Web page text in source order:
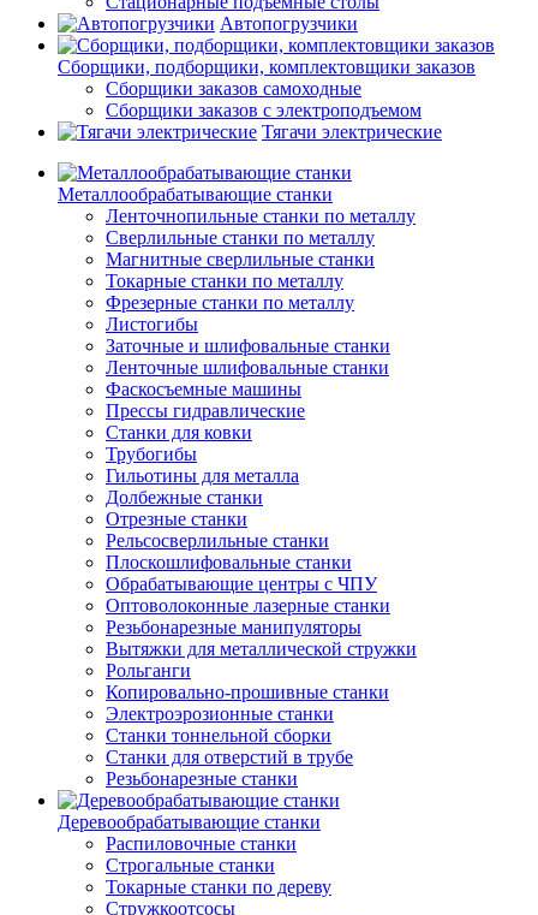
Автопогрузчики
Сборщики, подборщики, комплектовщики заказов
Сборщики заказов самоходные
Сборщики заказов с электроподъемом
Тягачи электрические
Металлообрабатывающие станки
Ленточнопильные станки по металлу
Сверлильные станки по металлу
Магнитные сверлильные станки
Токарные станки по металлу
Фрезерные станки по металлу
Листогибы
Заточные и шлифовальные станки
Ленточные шлифовальные станки
Фаскосъемные машины
Прессы гидравлические
Станки для ковки
Трубогибы
Гильотины для металла
Долбежные станки
Отрезные станки
Рельсосверлильные станки
Плоскошлифовальные станки
Обрабатывающие центры с ЧПУ
Оптоволоконные лазерные станки
Резьбонарезные манипуляторы
Вытяжки для металлической стружки
Рольганги
Копировально-прошивные станки
Электроэрозионные станки
Станки тоннельной сборки
Станки для отверстий в трубе
Резьбонарезные станки
Деревообрабатывающие станки
Распиловочные станки
Строгальные станки
Токарные станки по дереву
Стружкоотсосы